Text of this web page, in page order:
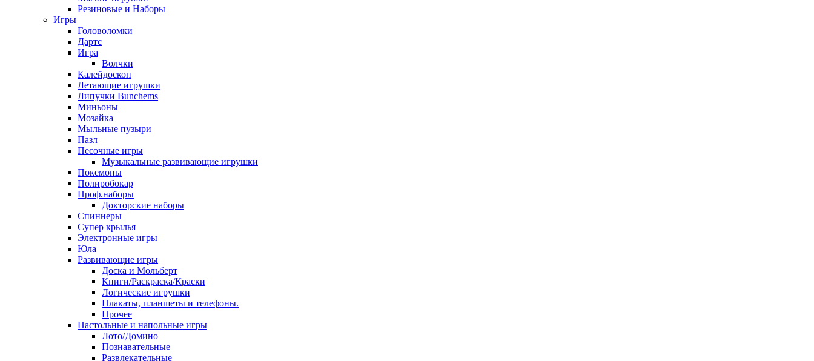
Резиновые и Наборы
Игры
Головоломки
Дартс
Игра
Волчки
Калейдоскоп
Летающие игрушки
Липучки Bunchems
Миньоны
Мозайка
Мыльные пузыри
Пазл
Песочные игры
Музыкальные развивающие игрушки
Покемоны
Полиробокар
Проф.наборы
Докторские наборы
Спиннеры
Супер крылья
Электронные игры
Юла
Развивающие игры
Доска и Мольберт
Книги/Раскраска/Краски
Логические игрушки
Плакаты, планшеты и телефоны.
Прочее
Настольные и напольные игры
Лото/Домино
Познавательные
Развлекательные